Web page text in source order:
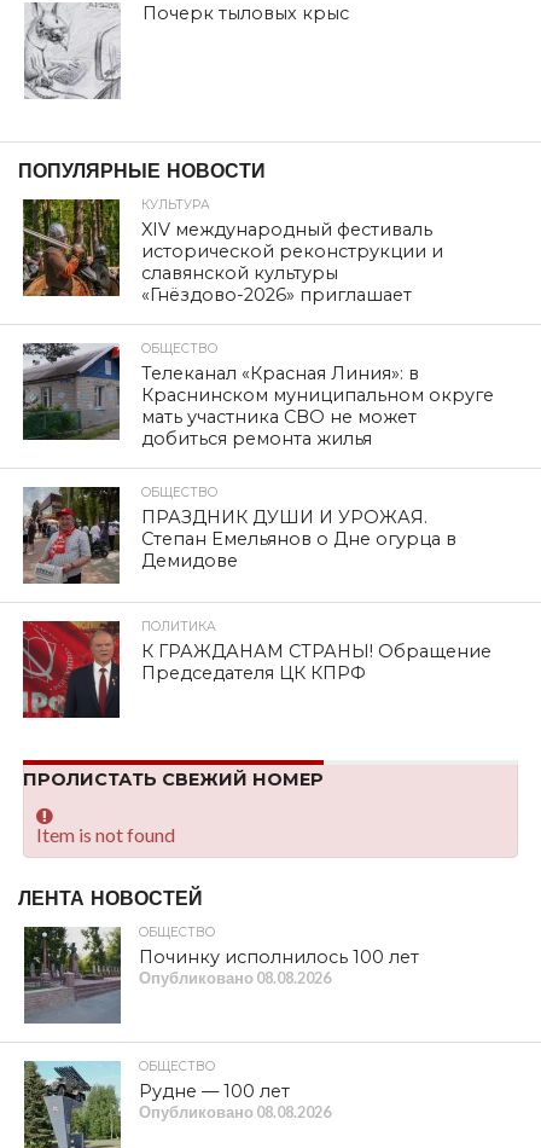
Почерк тыловых крыс
ПОПУЛЯРНЫЕ НОВОСТИ
КУЛЬТУРА
XIV международный фестиваль
исторической реконструкции и
славянской культуры
«Гнёздово-2026» приглашает
ОБЩЕСТВО
Телеканал «Красная Линия»: в
Краснинском муниципальном округе
мать участника СВО не может
добиться ремонта жилья
ОБЩЕСТВО
ПРАЗДНИК ДУШИ И УРОЖАЯ.
Степан Емельянов о Дне огурца в
Демидове
ПОЛИТИКА
К ГРАЖДАНАМ СТРАНЫ! Обращение
Председателя ЦК КПРФ
ПРОЛИСТАТЬ СВЕЖИЙ НОМЕР
Item is not found
ЛЕНТА НОВОСТЕЙ
ОБЩЕСТВО
Починку исполнилось 100 лет
Опубликовано 08.08.2026
ОБЩЕСТВО
Рудне — 100 лет
Опубликовано 08.08.2026